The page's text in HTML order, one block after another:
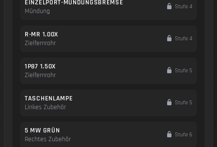
EINZELPORT-MÜNDUNGSBREMSE
Mündung
Stufe 4
R-MR 1.00X
Zielfernrohr
Stufe 4
1P87 1.50X
Zielfernrohr
Stufe 5
TASCHENLAMPE
Linkes Zubehör
Stufe 5
5 MW GRÜN
Rechtes Zubehör
Stufe 6